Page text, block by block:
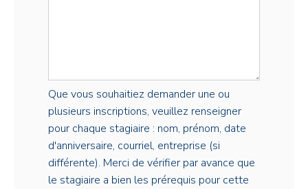
Que vous souhaitiez demander une ou
plusieurs inscriptions, veuillez renseigner
pour chaque stagiaire : nom, prénom, date
d'anniversaire, courriel, entreprise (si
différente). Merci de vérifier par avance que
le stagiaire a bien les prérequis pour cette